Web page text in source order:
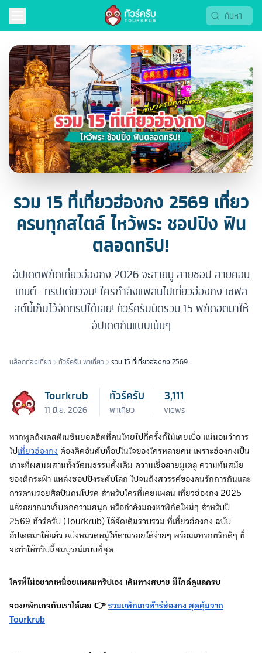
รวม 15 ที่เที่ยวฮ่องกง 2569 เที่ยว
ครบทุกสไตล์ ไหว้พระ ชอปปิง ฟิน
ตลอดทริป!
อัปเดตพิกัดเที่ยวฮ่องกง 2026 จะสายมู สายชอป สายคอน
เทนต์... ทริปเดียวจบ! ใครกำลังแพลนไปเที่ยวฮ่องกง เซฟลิ
สต์นี้เก็บไว้จัดทริปได้เลย! ทัวร์ครับมัดรวม 15 พิกัดฮิตมาให้
อัปเดตกันแบบเน้นๆ
บล็อกท่องเที่ยว ทัวร์ครับ พาเที่ยว
รวม 15 ที่เที่ยวฮ่องกง 2569
Tourkrub
11 มิ.ย. 2026
ทัวร์ครับ
พาเที่ยว
3,111
views
หากพูดถึงเดสติเนชันยอดฮิตที่คนไทยไปกี่ครั้งก็ไม่เคยเบื่อ แน่นอนว่าการ
ไปเที่ยวฮ่องกง ต้องติดอันดับท็อปในใจของใครหลายคน เพราะฮ่องกงเป็น
เกาะที่ผสมผสานทั้งวัฒนธรรมดั้งเดิม ความเชื่อสายมูเตลู ความทันสมัย
ของตึกระฟ้า แหล่งชอปปิงระดับโลก ไปจนถึงสวรรค์ของคนรักการกินและ
การตามรอยศิลปินคนโปรด สำหรับใครที่เคยแพลน เที่ยวฮ่องกง 2025
แล้วอยากมาเก็บตกความสนุก หรือกำลังมองหาพิกัดใหม่ๆ สำหรับปี
2569 ทัวร์ครับ (Tourkrub) ได้จัดเต็มรวบรวม ที่เที่ยวฮ่องกง ฉบับ
อัปเดตมาให้แล้ว แบ่งหมวดหมู่ให้ตามรอยได้ง่ายๆ พร้อมแทรกทริกดีๆ ที่
จะทำให้ทริปนี้สมบูรณ์แบบที่สุด
ใครที่ไม่อยากเหนื่อยแพลนทริปเอง เดินทางสบาย มีไกด์ดูแลครบ
จองแพ็กเกจกับเราได้เลย 👉 รวมแพ็กเกจทัวร์ฮ่องกง สุดคุ้มจาก
Tourkrub